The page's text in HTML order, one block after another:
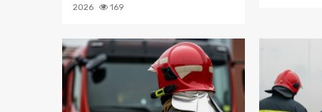
2026
169